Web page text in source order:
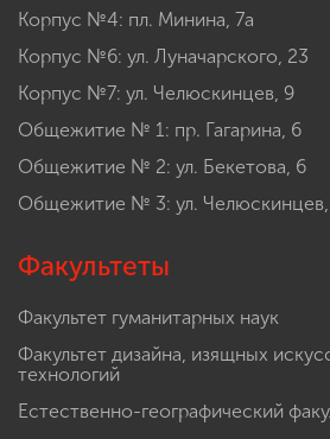
Корпус №3: ул. Пискунова, 38
Корпус №4: пл. Минина, 7а
Корпус №6: ул. Луначарского, 23
Корпус №7: ул. Челюскинцев, 9
Общежитие № 1: пр. Гагарина, 6
Общежитие № 2: ул. Бекетова, 6
Факультеты
Факультет гуманитарных наук
технологий